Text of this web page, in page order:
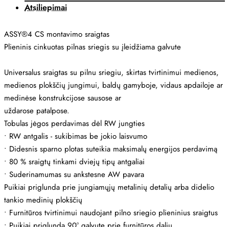
Atsiliepimai
ASSY®4 CS montavimo sraigtas
Plieninis cinkuotas pilnas sriegis su įleidžiama galvute
Universalus sraigtas su pilnu sriegiu, skirtas tvirtinimui medienos,
medienos plokščių jungimui, baldų gamyboje, vidaus apdailoje ar
medinėse konstrukcijose sausose ar
uždarose patalpose.
Tobulas jėgos perdavimas dėl RW jungties
• RW antgalis - sukibimas be jokio laisvumo
• Didesnis sparno plotas suteikia maksimalų energijos perdavimą
• 80 % sraigtų tinkami dviejų tipų antgaliai
• Suderinamumas su ankstesne AW pavara
Puikiai priglunda prie jungiamųjų metalinių detalių arba didelio
tankio medinių plokščių
• Furnitūros tvirtinimui naudojant pilno sriegio plieninius sraigtus